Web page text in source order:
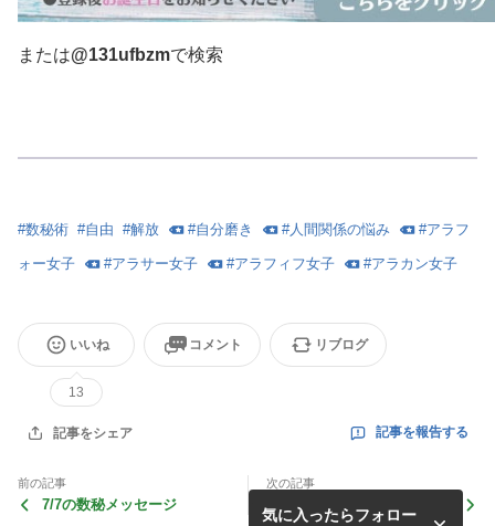
または@131ufbzmで検索
#数秘術 #自由 #解放 #自分磨き #人間関係の悩み #アラフ
ォー女子 #アラサー女子 #アラフィフ女子 #アラカン女子
いいね
13
コメント リブログ
記事をシェア 記事を報告する
前の記事
7/7の数秘メッセージ
次の記事
7/5の数秘メッセージ
気に入ったらフォロー